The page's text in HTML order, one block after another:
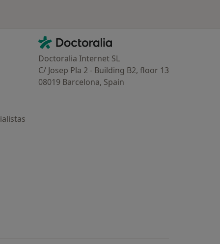
Contacto
Doctoralia - Página de inicio
Doctoralia Internet SL
C/ Josep Pla 2 - Building B2, floor 13
08019 Barcelona, Spain